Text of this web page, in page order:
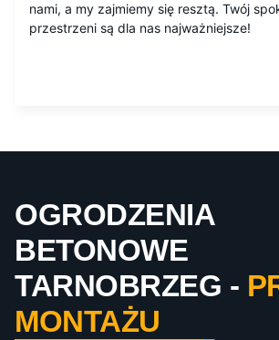
nami, a my zajmiemy się resztą. Twój
przestrzeni są dla nas najważniejsze!
OGRODZENIA
BETONOWE
TARNOBRZEG -
MONTAŻU